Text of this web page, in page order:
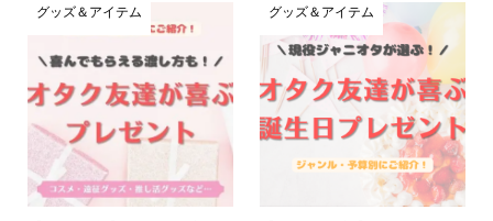
グッズ＆アイテム グッズ＆アイテム